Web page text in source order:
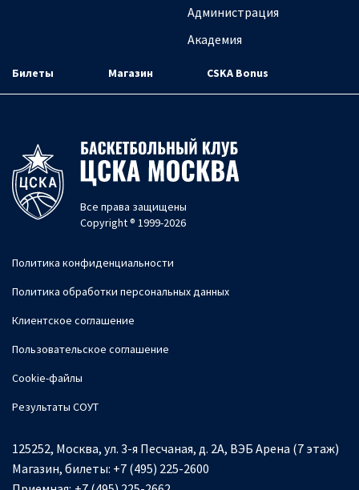
Администрация
Академия
Билеты Магазин CSKA Bonus
Все права защищены
Copyright ® 1999-2026
Политика конфиденциальности
Политика обработки персональных данных
Клиентское соглашение
Пользовательское соглашение
Cookie-файлы
Результаты СОУТ
125252, Москва, ул. 3-я Песчаная, д. 2А, ВЭБ Арена (7 этаж)
Магазин, билеты: +7 (495) 225-2600